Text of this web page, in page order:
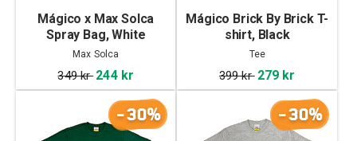
Mágico x Max Solca
Spray Bag, White
Max Solca
349 kr 244 kr
Mágico Brick By Brick T-
shirt, Black
Tee
399 kr 279 kr
-30% -30%